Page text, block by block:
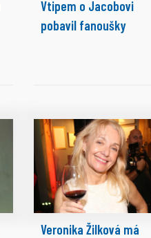
Vtipem o Jacobovi
pobavil fanoušky
Veronika Žilková má